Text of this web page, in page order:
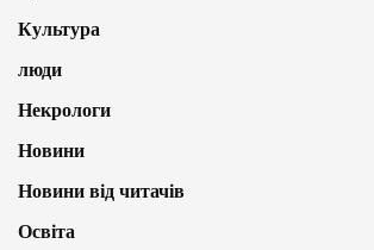
Культура
люди
Некрологи
Новини
Новини від читачів
Освіта